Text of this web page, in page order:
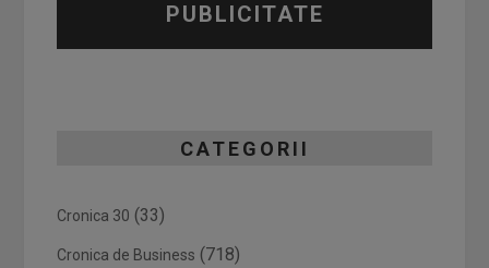
PUBLICITATE
CATEGORII
Cronica 30 (33)
Cronica de Business (718)